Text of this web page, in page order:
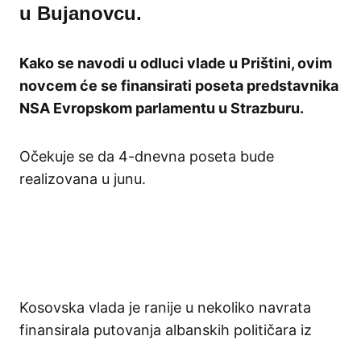
u Bujanovcu.
Kako se navodi u odluci vlade u Prištini, ovim
novcem će se finansirati poseta predstavnika
NSA Evropskom parlamentu u Strazburu.
Očekuje se da 4-dnevna poseta bude
realizovana u junu.
Kosovska vlada je ranije u nekoliko navrata
finansirala putovanja albanskih političara iz